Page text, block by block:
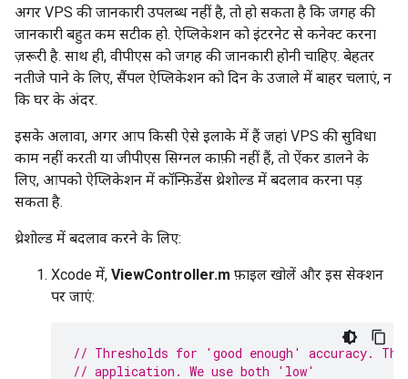
अगर VPS की जानकारी उपलब्ध नहीं है, तो हो सकता है कि जगह की
जानकारी बहुत कम सटीक हो. ऐप्लिकेशन को इंटरनेट से कनेक्ट करना
ज़रूरी है. साथ ही, वीपीएस को जगह की जानकारी होनी चाहिए. बेहतर
नतीजे पाने के लिए, सैंपल ऐप्लिकेशन को दिन के उजाले में बाहर चलाएं, न
कि घर के अंदर.
इसके अलावा, अगर आप किसी ऐसे इलाके में हैं जहां VPS की सुविधा
काम नहीं करती या जीपीएस सिग्नल काफ़ी नहीं हैं, तो ऐंकर डालने के
लिए, आपको ऐप्लिकेशन में कॉन्फ़िडेंस थ्रेशोल्ड में बदलाव करना पड़
सकता है.
थ्रेशोल्ड में बदलाव करने के लिए:
Xcode में, ViewController.m फ़ाइल खोलें और इस सेक्शन
पर जाएं:
// Thresholds for 'good enough' accuracy.
// application. We use both 'low'